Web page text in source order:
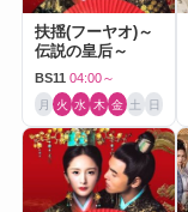
扶揺(フーヤオ)～
伝説の皇后～
BS11 04:00～
月 火 水 木 金 土 日